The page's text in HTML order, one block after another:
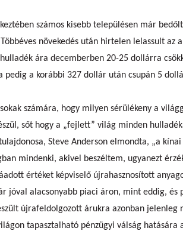
számos kisebb településen már
növekedés után hirtelen lelassult az
ára decemberben 20-25 dollárra
pedig a korábbi 327 dollár után csupán 5
számára, hogy milyen sérülékeny a
sőt hogy a „fejlett” világ minden
Steve Anderson elmondta, „a
mindenki, akivel beszéltem, ugyanezt
értéket képviselő újrahasznosított
jóval alacsonyabb piaci áron, mint eddig, és
újrafeldolgozott árukra azonban jelenleg
tapasztalható pénzügyi válság